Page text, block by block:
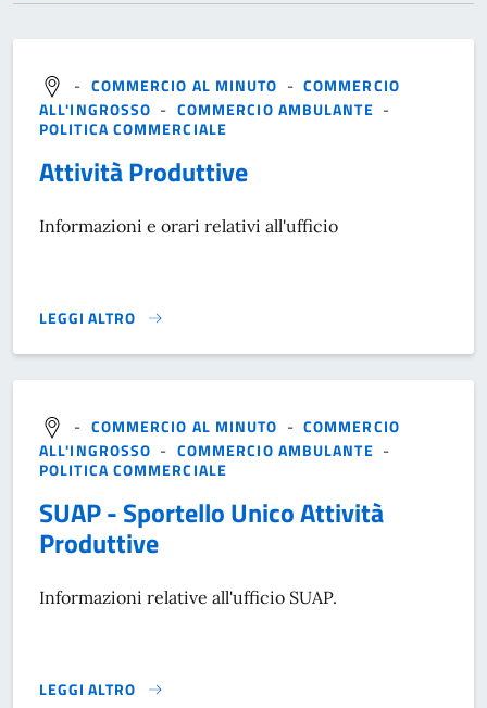
- COMMERCIO AL MINUTO - COMMERCIO
ALL'INGROSSO - COMMERCIO AMBULANTE -
POLITICA COMMERCIALE
Attività Produttive
Informazioni e orari relativi all'ufficio
LEGGI ALTRO
}
- COMMERCIO AL MINUTO - COMMERCIO
ALL'INGROSSO - COMMERCIO AMBULANTE -
POLITICA COMMERCIALE
SUAP - Sportello Unico Attività
Produttive
Informazioni relative all'ufficio SUAP.
LEGGI ALTRO
}